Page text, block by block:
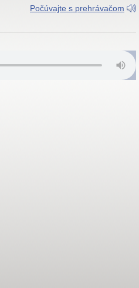
Počúvajte s prehrávačom